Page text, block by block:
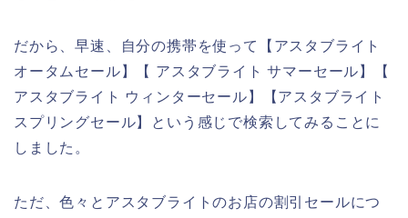
だから、早速、自分の携帯を使って【アスタブライト
オータムセール】【 アスタブライト サマーセール】【
アスタブライト ウィンターセール】【アスタブライト
スプリングセール】という感じで検索してみることに
しました。
ただ、色々とアスタブライトのお店の割引セールにつ